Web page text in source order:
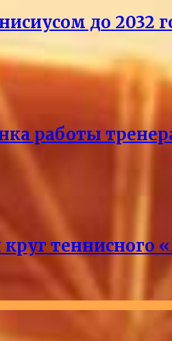
до 2032
работы
теннисного